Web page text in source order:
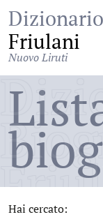
Friulani
Nuovo Liruti
Hai cercato: